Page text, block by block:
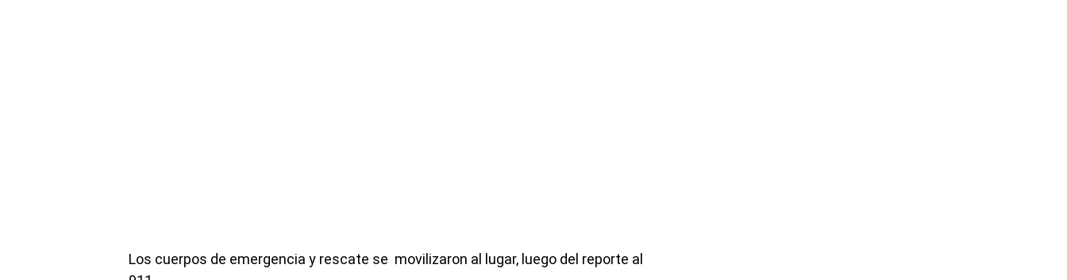
Los cuerpos de emergencia y rescate se movilizaron al lugar, luego del reporte al